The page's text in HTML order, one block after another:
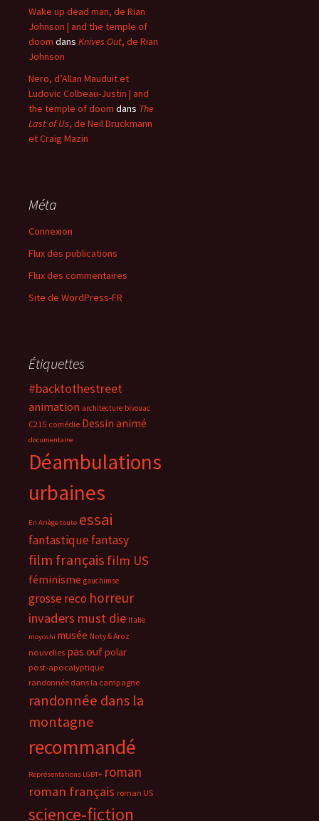
Wake up dead man, de Rian
Johnson | and the temple of
doom dans Knives Out, de Rian
Johnson
Nero, d’Allan Mauduit et
Ludovic Colbeau-Justin | and
the temple of doom dans The
Last of Us, de Neil Druckmann
et Craig Mazin
Méta
Connexion
Flux des publications
Flux des commentaires
Site de WordPress-FR
Étiquettes
#backtothestreet
animation architecture bivouac
C215 comédie Dessin animé
documentaire
Déambulations
urbaines
En Ariège toute essai
fantastiquefantasy
film français film US
féminisme gauchimse
grosse reco horreur
invaders must die Italie
moyoshi musée Noty & Aroz
nouvelles pas oufpolar
post-apocalyptique
randonnée dans la campagne
randonnée dans la
montagne
recommandé
Représentations LGBT+ roman
roman français roman US
science-fiction